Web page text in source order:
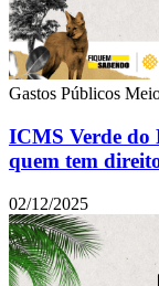
Gastos Públicos
ICMS Verde do
quem tem
02/12/2025